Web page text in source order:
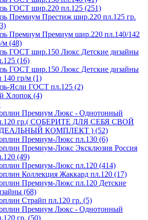
ГОСТ шир.220 пл.125 (251)
Премиум Престиж шир.220 пл.125 гр.
Премиум Премиум шир.220 пл.140/142
м (48)
ГОСТ шир.150 Люкс Детские дизайны
(16)
ГОСТ шир.150 Люкс Детские дизайны
140 гр/м (1)
Ясли ГОСТ пл.125 (2)
Хлопок (4)
Премиум Люкс - Однотонный
гр.( СОБЕРИТЕ ДЛЯ СЕБЯ СВОЙ
КОМПЛЕКТ ) (52)
Премиум-Люкс пл.130 (6)
Премиум-Люкс Эксклюзив Россия
(49)
Премиум-Люкс пл.120 (414)
Коллекция Жаккард пл.120 (17)
Премиум-Люкс пл.120 Детские
(68)
Страйп пл.120 гр. (5)
Премиум Люкс - Однотонный
гр. (50)